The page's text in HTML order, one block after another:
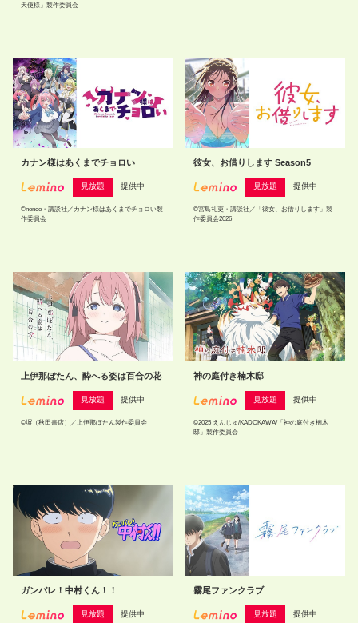
天使様」製作委員会
カナン様はあくまでチョロい
見放題 提供中
©nonco・講談社／カナン様はあくまでチョロい製
作委員会
彼女、お借りします Season5
見放題 提供中
©宮島礼吏・講談社／「彼女、お借りします」製
作委員会2026
上伊那ぼたん、酔へる姿は百合の花
見放題 提供中
©塀（秋田書店）／上伊那ぼたん製作委員会
神の庭付き楠木邸
見放題 提供中
©2025 えんじゅ/KADOKAWA/「神の庭付き楠木
邸」製作委員会
ガンバレ！中村くん！！
見放題 提供中
霧尾ファンクラブ
見放題 提供中